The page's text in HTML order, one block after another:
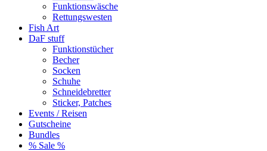
Funktionswäsche
Rettungswesten
Fish Art
DaF stuff
Funktionstücher
Becher
Socken
Schuhe
Schneidebretter
Sticker, Patches
Events / Reisen
Gutscheine
Bundles
% Sale %